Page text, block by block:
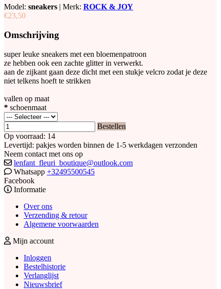
Model: sneakers | Merk: ROCK & JOY
€23,50
Omschrijving
super leuke sneakers met een bloemenpatroon
ze hebben ook een zachte glitter in verwerkt.
aan de zijkant gaan deze dicht met een stukje velcro zodat je deze
niet telkens hoeft te strikken
vallen op maat
* schoenmaat
Bestellen
Op voorraad: 14
Levertijd: pakjes worden binnen de 1-5 werkdagen verzonden
Neem contact met ons op
lenfant_fleuri_boutique@outlook.com
Whatsapp +32495500545
Facebook
Informatie
Over ons
Verzending & retour
Algemene voorwaarden
Mijn account
Inloggen
Bestelhistorie
Verlanglijst
Nieuwsbrief